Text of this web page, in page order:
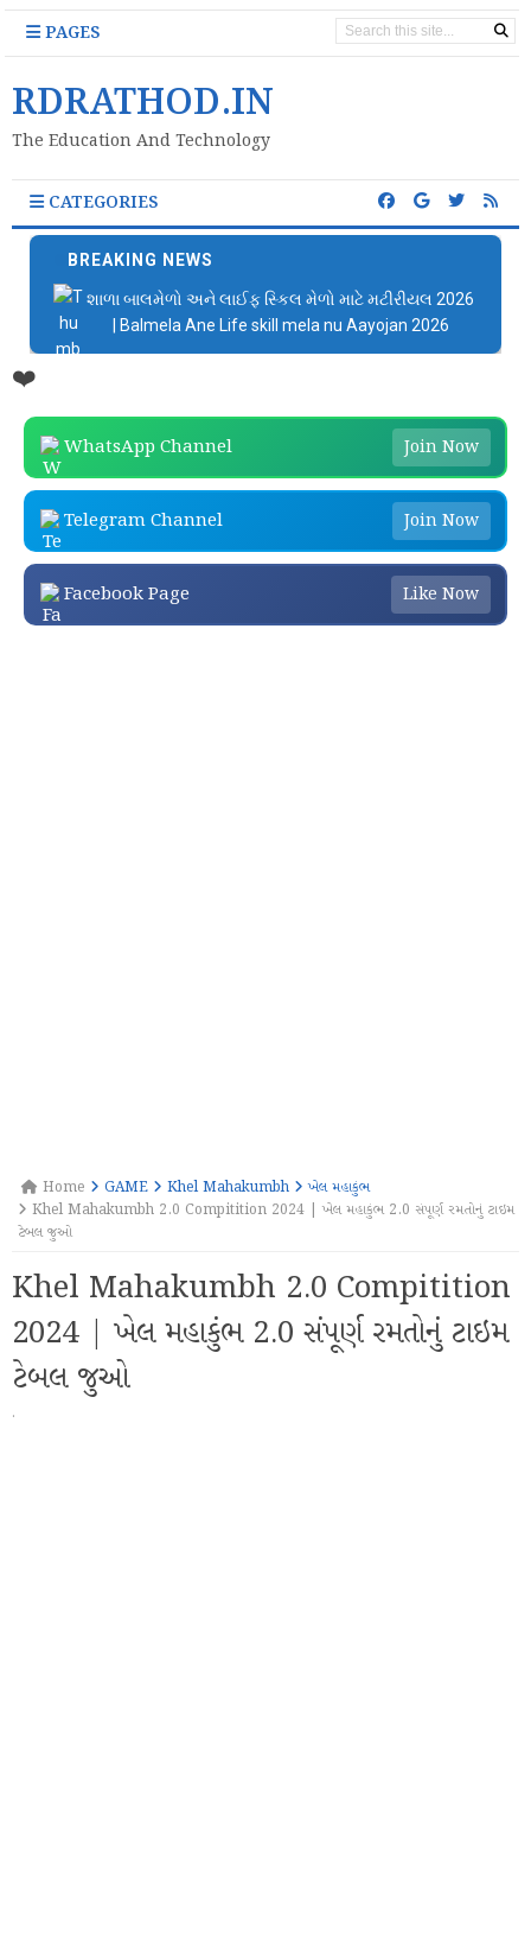
PAGES
RDRATHOD.IN
The Education And Technology
CATEGORIES
BREAKING NEWS
શાળા બાલમેળો અને લાઈફ સ્કિલ મેળો માટે મટીરીયલ 2026
| Balmela Ane Life skill mela nu Aayojan 2026
❤️
WhatsApp Channel Join Now
Telegram Channel Join Now
Facebook Page Like Now
Home GAME Khel Mahakumbh
ખેલ મહાકુંભ
Khel Mahakumbh 2.0 Compitition 2024 | ખેલ મહાકુંભ 2.0 સંપૂર્ણ રમતોનું ટાઇમ
ટેબલ જુઓ
Khel Mahakumbh 2.0 Compitition
2024 | ખેલ મહાકુંભ 2.0 સંપૂર્ણ રમતોનું ટાઇમ
ટેબલ જુઓ
·